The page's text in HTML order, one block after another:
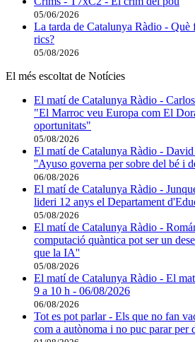
05/06/2026
La tarda de Catalunya Ràdio - Què
rics?
05/08/2026
El més escoltat de Notícies
El matí de Catalunya Ràdio -
"El Marroc veu Europa com El
oportunitats"
05/08/2026
El matí de Catalunya Ràdio -
''Ayuso governa per sobre del bé i
06/08/2026
El matí de Catalunya Ràdio -
lideri 12 anys el Departament
05/08/2026
El matí de Catalunya Ràdio -
computació quàntica pot ser un
que la IA''
05/08/2026
El matí de Catalunya Ràdio - El
9 a 10 h - 06/08/2026
06/08/2026
Tot es pot parlar - Els que no fan
com a autònoma i no puc parar per